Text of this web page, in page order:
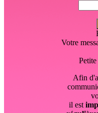
Votre
Petite
Afin
il est